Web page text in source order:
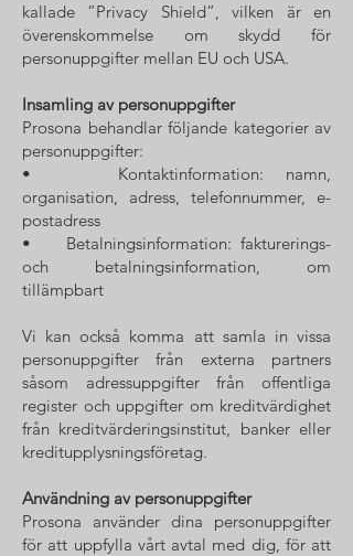
kallade ”Privacy Shield”, vilken är en
överenskommelse om skydd för
personuppgifter mellan EU och USA.
Insamling av personuppgifter
Prosona behandlar följande kategorier av
personuppgifter:
• Kontaktinformation: namn,
organisation, adress, telefonnummer, e-
postadress
• Betalningsinformation: fakturerings-
och betalningsinformation, om
tillämpbart
Vi kan också komma att samla in vissa
personuppgifter från externa partners
såsom adressuppgifter från offentliga
register och uppgifter om kreditvärdighet
från kreditvärderingsinstitut, banker eller
kreditupplysningsföretag.
Användning av personuppgifter
Prosona använder dina personuppgifter
för att uppfylla vårt avtal med dig, för att